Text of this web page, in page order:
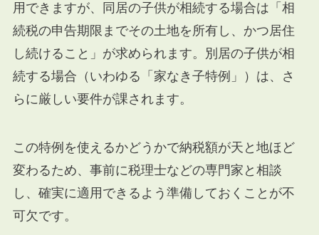
用できますが、同居の子供が相続する場合は「相
続税の申告期限までその土地を所有し、かつ居住
し続けること」が求められます。別居の子供が相
続する場合（いわゆる「家なき子特例」）は、さ
らに厳しい要件が課されます。
この特例を使えるかどうかで納税額が天と地ほど
変わるため、事前に税理士などの専門家と相談
し、確実に適用できるよう準備しておくことが不
可欠です。